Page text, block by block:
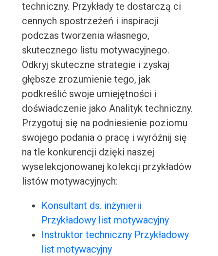
techniczny. Przykłady te dostarczą ci
cennych spostrzeżeń i inspiracji
podczas tworzenia własnego,
skutecznego listu motywacyjnego.
Odkryj skuteczne strategie i zyskaj
głębsze zrozumienie tego, jak
podkreślić swoje umiejętności i
doświadczenie jako Analityk techniczny.
Przygotuj się na podniesienie poziomu
swojego podania o pracę i wyróżnij się
na tle konkurencji dzięki naszej
wyselekcjonowanej kolekcji przykładów
listów motywacyjnych:
Konsultant ds. inżynierii
Przykładowy list motywacyjny
Instruktor techniczny Przykładowy
list motywacyjny